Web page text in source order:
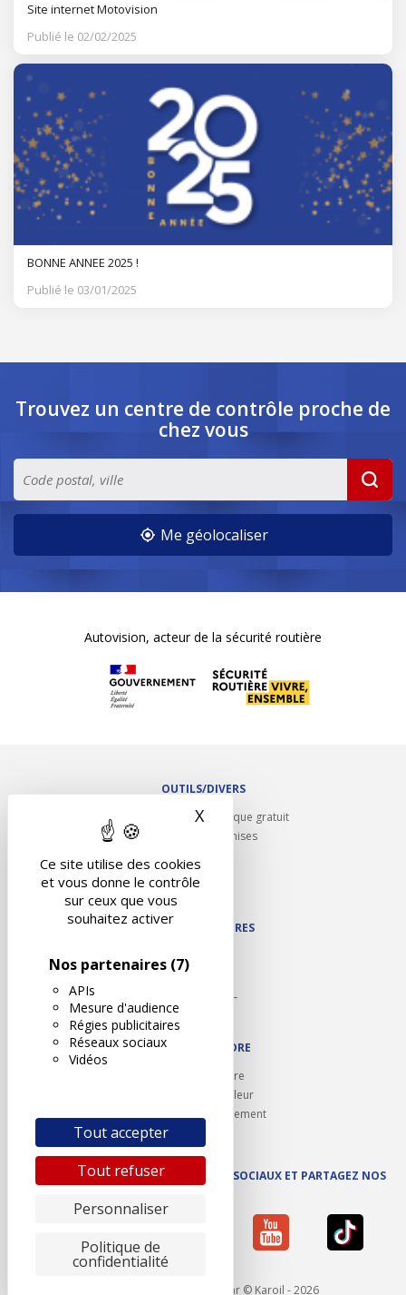
Ce site utilise des cookies
et vous donne le contrôle
sur ceux que vous
souhaitez activer
Nos partenaires (7)
APIs
Mesure d'audience
Régies publicitaires
Réseaux sociaux
Vidéos
Tout accepter
Tout refuser
Personnaliser
Politique de
confidentialité
X Masquer le bandeau des
Site internet Motovision
Publié le 02/02/2025
BONNE ANNEE 2025 !
Publié le 03/01/2025
Trouvez un centre de contrôle proche de
chez vous
Me géolocaliser
Autovision, acteur de la sécurité routière
OUTILS/DIVERS
Rappel contrôle technique gratuit
Partenariats/Remises
Contact
NOS PARTENAIRES
Autodidact
Karoil
Autovision PL
Motovision
NOUS REJOINDRE
Ouvrir un centre
Devenez contrôleur
Carrières et recrutement
SUIVEZ AUTOVISION SUR LES RÉSEAUX SOCIAUX ET PARTAGEZ NOS
- Réalisé par © Karoil - 2026